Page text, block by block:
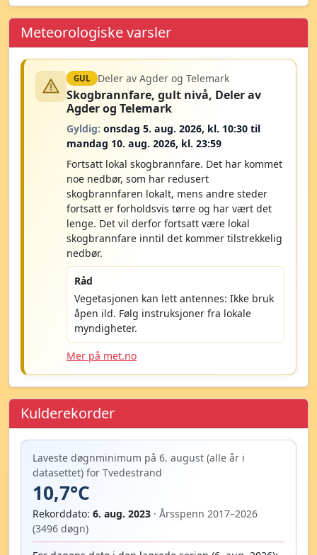
Meteorologiske varsler
GUL Deler av Agder og Telemark
Skogbrannfare, gult nivå, Deler av
Agder og Telemark
Gyldig: onsdag 5. aug. 2026, kl. 10:30 til
mandag 10. aug. 2026, kl. 23:59
Fortsatt lokal skogbrannfare. Det har kommet
noe nedbør, som har redusert
skogbrannfaren lokalt, mens andre steder
fortsatt er forholdsvis tørre og har vært det
lenge. Det vil derfor fortsatt være lokal
skogbrannfare inntil det kommer tilstrekkelig
nedbør.
Råd
Vegetasjonen kan lett antennes: Ikke bruk
åpen ild. Følg instruksjoner fra lokale
myndigheter.
Mer på met.no
Kulderekorder
Laveste døgnminimum på 6. august (alle år i
datasettet) for Tvedestrand
10,7°C
Rekorddato: 6. aug. 2023 · Årsspenn 2017–2026
(3496 døgn)